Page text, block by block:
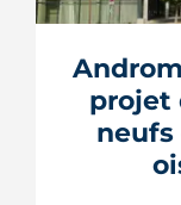
projet
neufs